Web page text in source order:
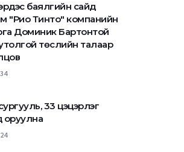
төсөл
холбогдсон
баялгийн сайд
"Рио Тинто" компанийн
Доминик Бартонтой
төслийн талаар
33 цэцэрлэг
оруулна